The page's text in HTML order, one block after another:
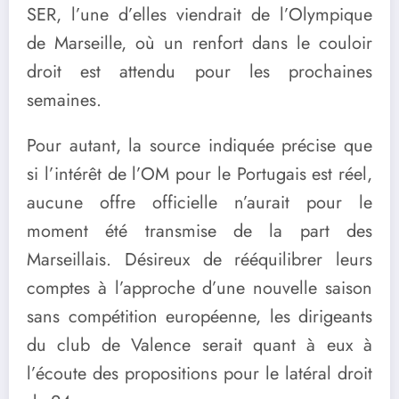
SER, l’une d’elles viendrait de l’Olympique
de Marseille, où un renfort dans le couloir
droit est attendu pour les prochaines
semaines.
Pour autant, la source indiquée précise que
si l’intérêt de l’OM pour le Portugais est réel,
aucune offre officielle n’aurait pour le
moment été transmise de la part des
Marseillais. Désireux de rééquilibrer leurs
comptes à l’approche d’une nouvelle saison
sans compétition européenne, les dirigeants
du club de Valence serait quant à eux à
l’écoute des propositions pour le latéral droit